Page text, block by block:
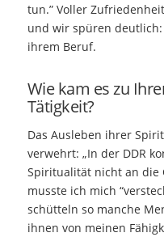
tun.” Voller
und wir spüren
ihrem Beruf.
Wie kam es zu
Tätigkeit?
Das Ausleben ihrer
verwehrt: „In der DDR
Spiritualität nicht an
musste ich mich
schütteln so manche
ihnen von meinen